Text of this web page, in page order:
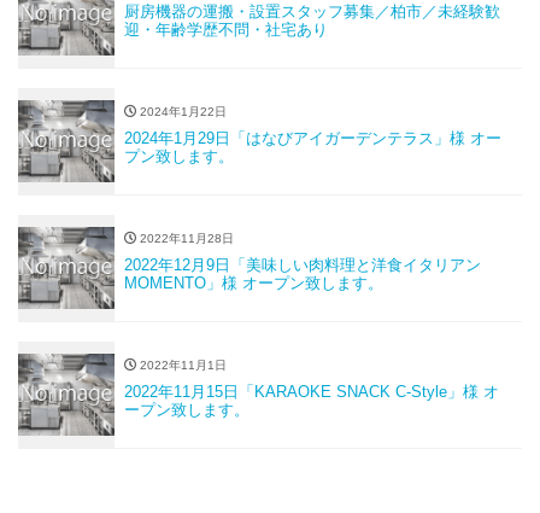
厨房機器の運搬・設置スタッフ募集／柏市／未経験歓
迎・年齢学歴不問・社宅あり
2024年1月22日
2024年1月29日「はなびアイガーデンテラス」様 オー
プン致します。
2022年11月28日
2022年12月9日「美味しい肉料理と洋食イタリアン
MOMENTO」様 オープン致します。
2022年11月1日
2022年11月15日「KARAOKE SNACK C-Style」様 オ
ープン致します。